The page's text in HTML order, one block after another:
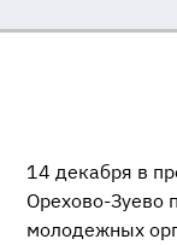
14 декабря в
Орехово-Зуево
молодежных